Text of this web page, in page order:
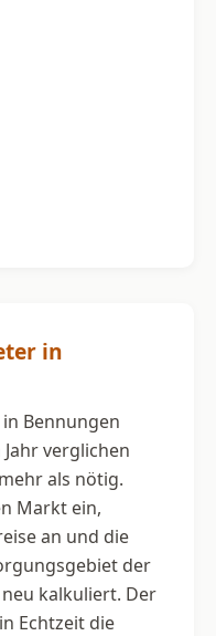
in
Bennungen
verglichen
als nötig.
Markt ein,
an und die
der
kalkuliert. Der
Echtzeit die